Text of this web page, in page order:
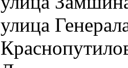
улица